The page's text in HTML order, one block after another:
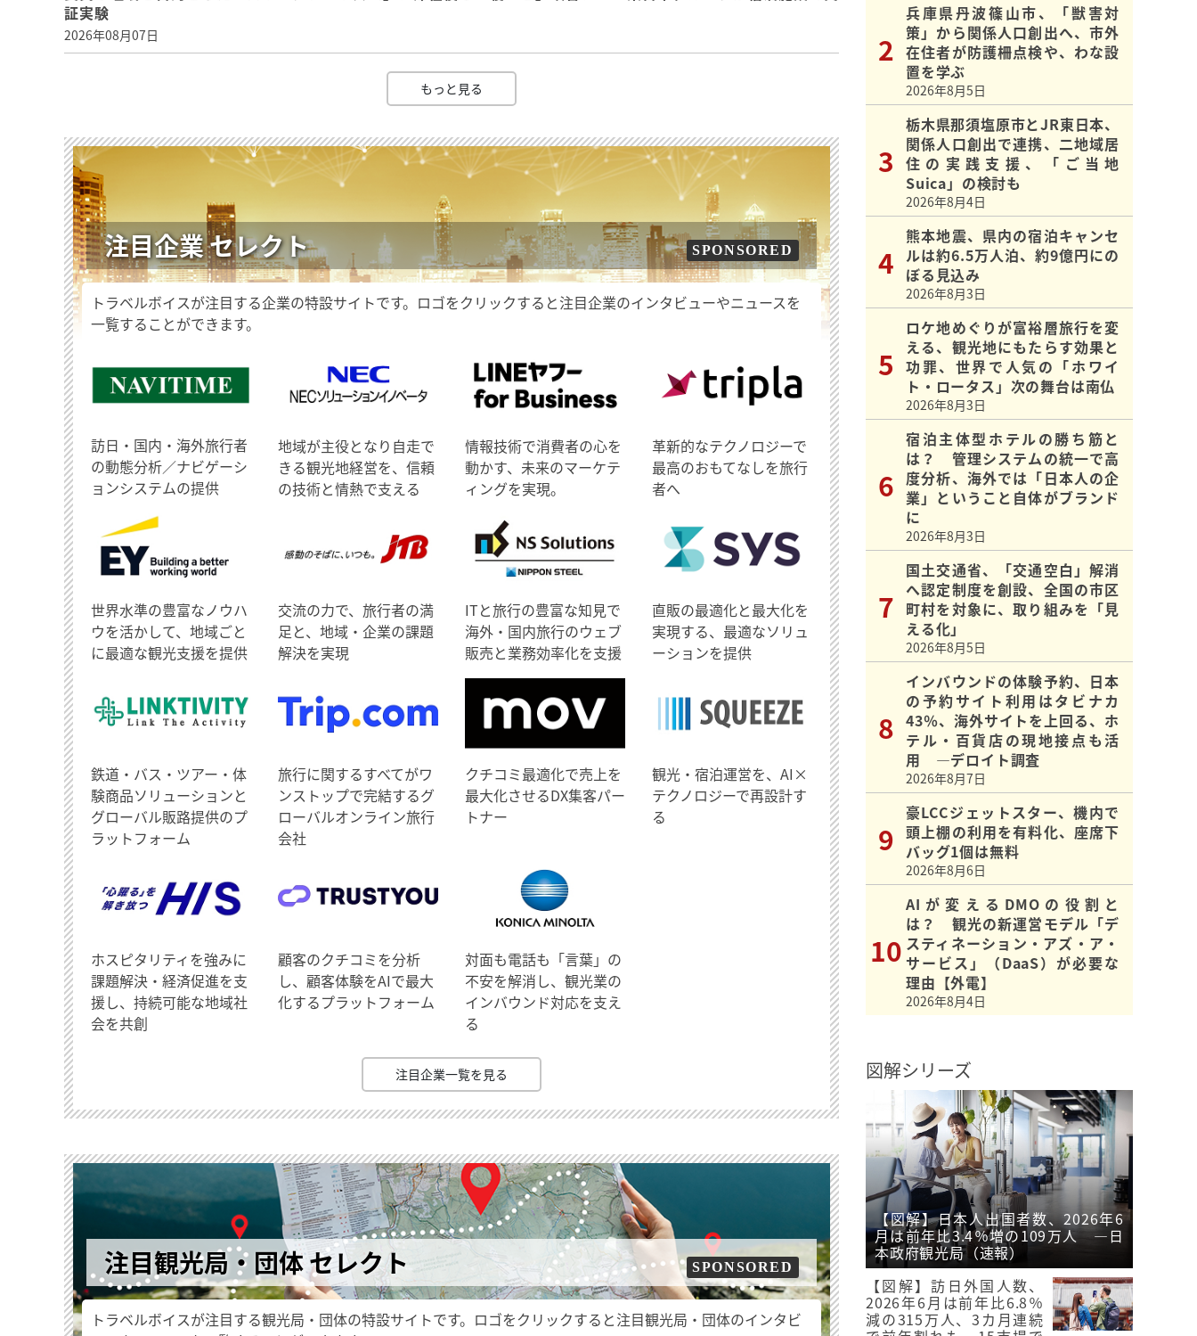
証実験
2026年08月07日
もっと見る
注目企業 セレクト SPONSORED
トラベルボイスが注目する企業の特設サイトです。ロゴをクリックすると注目企業のインタビューやニュースを
一覧することができます。
訪日・国内・海外旅行者
の動態分析／ナビゲーシ
ョンシステムの提供
地域が主役となり自走で
きる観光地経営を、信頼
の技術と情熱で支える
情報技術で消費者の心を
動かす、未来のマーケテ
ィングを実現。
革新的なテクノロジーで
最高のおもてなしを旅行
者へ
世界水準の豊富なノウハ
ウを活かして、地域ごと
に最適な観光支援を提供
交流の力で、旅行者の満
足と、地域・企業の課題
解決を実現
ITと旅行の豊富な知見で
海外・国内旅行のウェブ
販売と業務効率化を支援
直販の最適化と最大化を
実現する、最適なソリュ
ーションを提供
鉄道・バス・ツアー・体
験商品ソリューションと
グローバル販路提供のプ
ラットフォーム
旅行に関するすべてがワ
ンストップで完結するグ
ローバルオンライン旅行
会社
クチコミ最適化で売上を
最大化させるDX集客パー
トナー
観光・宿泊運営を、AI×
テクノロジーで再設計す
る
ホスピタリティを強みに
課題解決・経済促進を支
援し、持続可能な地域社
会を共創
顧客のクチコミを分析
し、顧客体験をAIで最大
化するプラットフォーム
対面も電話も「言葉」の
不安を解消し、観光業の
インバウンド対応を支え
る
注目企業一覧を見る
注目観光局・団体 セレクト SPONSORED
トラベルボイスが注目する観光局・団体の特設サイトです。ロゴをクリックすると注目観光局・団体のインタビ
兵庫県丹波篠山市、「獣害対
策」から関係人口創出へ、市外
在住者が防護柵点検や、わな設
置を学ぶ
2026年8月5日
栃木県那須塩原市とJR東日本、
関係人口創出で連携、二地域居
住の実践支援、「ご当地
Suica」の検討も
2026年8月4日
熊本地震、県内の宿泊キャンセ
ルは約6.5万人泊、約9億円にの
ぼる見込み
2026年8月3日
ロケ地めぐりが富裕層旅行を変
える、観光地にもたらす効果と
功罪、世界で人気の「ホワイ
ト・ロータス」次の舞台は南仏
2026年8月3日
宿泊主体型ホテルの勝ち筋と
は？ 管理システムの統一で高
度分析、海外では「日本人の企
業」ということ自体がブランド
に
2026年8月3日
国土交通省、「交通空白」解消
へ認定制度を創設、全国の市区
町村を対象に、取り組みを「見
える化」
2026年8月5日
インバウンドの体験予約、日本
の予約サイト利用はタビナカ
43％、海外サイトを上回る、ホ
テル・百貨店の現地接点も活
用 ―デロイト調査
2026年8月7日
豪LCCジェットスター、機内で
頭上棚の利用を有料化、座席下
バッグ1個は無料
2026年8月6日
AIが変えるDMOの役割と
は？ 観光の新運営モデル「デ
スティネーション・アズ・ア・
サービス」（DaaS）が必要な
理由【外電】
2026年8月4日
図解シリーズ
【図解】日本人出国者数、2026年6
月は前年比3.4％増の109万人 ―日
本政府観光局（速報）
【図解】訪日外国人数、
2026年6月は前年比6.8％
減の315万人、3カ月連続